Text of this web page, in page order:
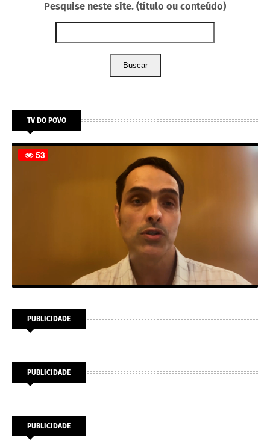
Pesquise neste site. (título ou conteúdo)
Buscar
TV DO POVO
PUBLICIDADE
PUBLICIDADE
PUBLICIDADE